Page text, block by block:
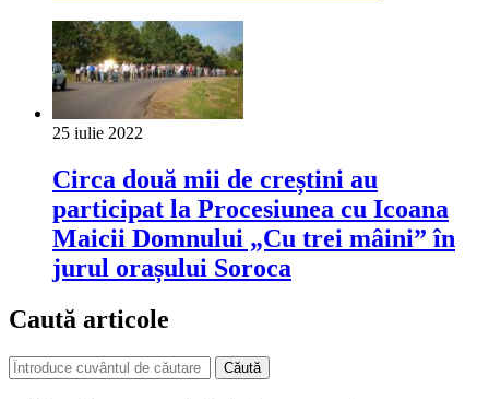
25 iulie 2022
Circa două mii de creștini au
participat la Procesiunea cu Icoana
Maicii Domnului „Cu trei mâini” în
jurul orașului Soroca
Caută articole
Căută